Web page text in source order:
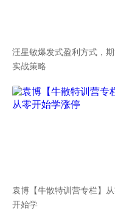
汪星敏爆发式盈利方式，
实战策略
袁博【牛散特训营专栏】
开始学